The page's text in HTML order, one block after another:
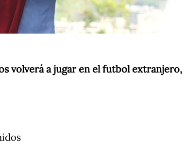
volverá a jugar en el futbol extranjero,